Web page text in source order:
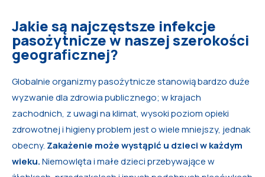
Jakie są najczęstsze infekcje
pasożytnicze w naszej szerokości
geograficznej?
Globalnie organizmy pasożytnicze stanowią bardzo duże
wyzwanie dla zdrowia publicznego; w krajach
zachodnich, z uwagi na klimat, wysoki poziom opieki
zdrowotnej i higieny problem jest o wiele mniejszy, jednak
obecny. Zakażenie może wystąpić u dzieci w każdym
wieku.Niemowlęta i małe dzieci przebywające w